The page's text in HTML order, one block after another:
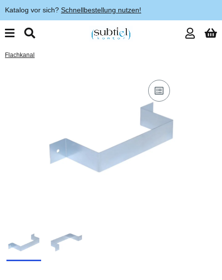
Katalog vor sich? Schnellbestellung nutzen!
Flachkanal